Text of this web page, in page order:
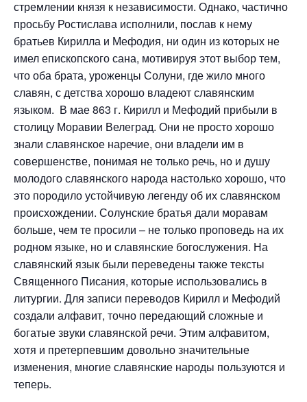
стремлении князя к независимости. Однако, частично
просьбу Ростислава исполнили, послав к нему
братьев Кирилла и Мефодия, ни один из которых не
имел епископского сана, мотивируя этот выбор тем,
что оба брата, уроженцы Солуни, где жило много
славян, с детства хорошо владеют славянским
языком. В мае 863 г. Кирилл и Мефодий прибыли в
столицу Моравии Велеград. Они не просто хорошо
знали славянское наречие, они владели им в
совершенстве, понимая не только речь, но и душу
молодого славянского народа настолько хорошо, что
это породило устойчивую легенду об их славянском
происхождении. Солунские братья дали моравам
больше, чем те просили – не только проповедь на их
родном языке, но и славянские богослужения. На
славянский язык были переведены также тексты
Священного Писания, которые использовались в
литургии. Для записи переводов Кирилл и Мефодий
создали алфавит, точно передающий сложные и
богатые звуки славянской речи. Этим алфавитом,
хотя и претерпевшим довольно значительные
изменения, многие славянские народы пользуются и
теперь.